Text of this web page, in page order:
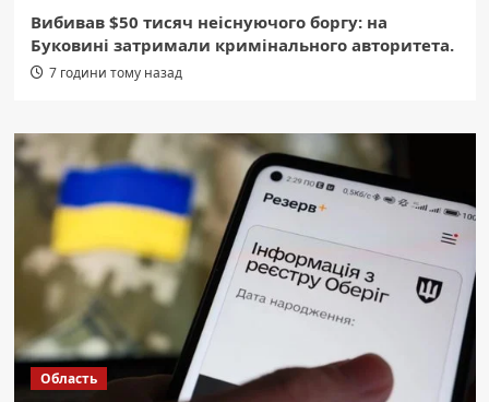
Вибивав $50 тисяч неіснуючого боргу: на
Буковині затримали кримінального авторитета.
7 години тому назад
Область